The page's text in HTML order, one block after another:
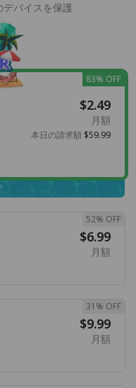
バイスを保護
$2.49
月額
本日の請求額 $59.99
83% OFF
$6.99
月額
52% OFF
$9.99
月額
31% OFF